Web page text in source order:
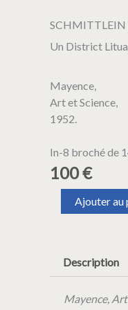
SCHMITTLEIN
Un District
Mayence,
Art et Science,
1952.
In-8 broché de
100€
District
Lituanien
l'occupation
Ajouter au
Description
Mayence,